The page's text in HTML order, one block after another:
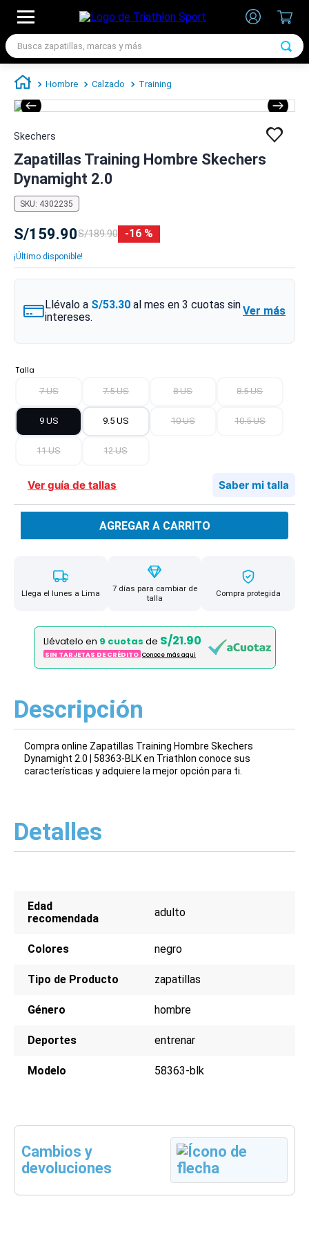
Busca zapatillas, marcas y más
Hombre Calzado Training
Skechers
Zapatillas Training Hombre Skechers
Dynamight 2.0
SKU: 4302235
S/159.90S/189.90 16 %
¡Último disponible!
Llévalo a S/53.30 al mes en 3 cuotas sin
intereses.
Ver más
Talla
7 US 7.5 US 8 US 8.5 US
9 US 9.5 US 10 US 10.5 US
11 US 12 US
Ver guía de tallas Saber mi talla
AGREGAR A CARRITO
Llega el lunes a Lima
7 días para cambiar de
talla
Compra protegida
Llévatelo en 9 cuotas de S/21.90
SIN TARJETAS DE CRÉDITO Conoce más aqui
Descripción
Compra online Zapatillas Training Hombre Skechers
Dynamight 2.0 | 58363-BLK en Triathlon conoce sus
características y adquiere la mejor opción para ti.
Detalles
Edad
recomendada
adulto
Colores negro
Tipo de Producto zapatillas
Género hombre
Deportes entrenar
Modelo 58363-blk
Cambios y
devoluciones
TÉRMINOS MÁS BUSCADOS
1.
3.
zapatillas adidas hombre
4.
chimpunes
5.
zapatillas adidas mujer
6.
zapatillas nike hombre
7. zapatillas nike mujer